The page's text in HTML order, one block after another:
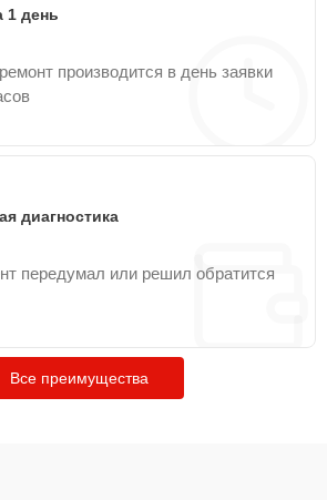
1 день
производится в день заявки
диагностика
передумал или решил обратится
Все преимущества